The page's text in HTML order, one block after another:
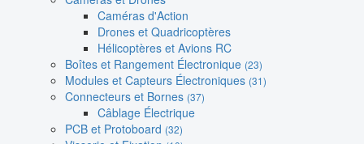
Caméras d'Action
Drones et Quadricoptères
Hélicoptères et Avions RC
Boîtes et Rangement Électronique (23)
Modules et Capteurs Électroniques (31)
Connecteurs et Bornes (37)
Câblage Électrique
PCB et Protoboard (32)